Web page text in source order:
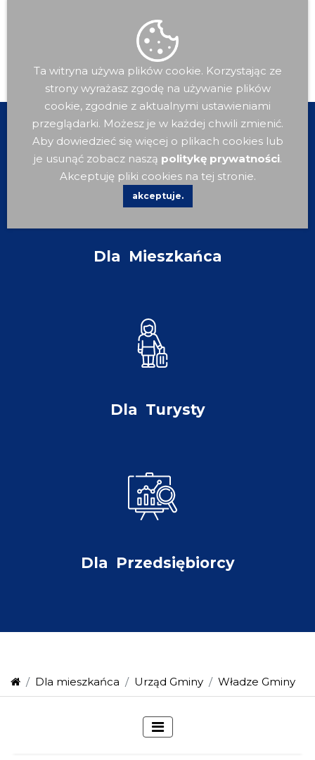
Dla Mieszkańca
Dla Turysty
Dla Przedsiębiorcy
Dla mieszkańca Urząd Gminy Władze Gminy
Ta witryna używa plików cookie. Korzystając ze
strony wyrażasz zgodę na używanie plików
cookie, zgodnie z aktualnymi ustawieniami
przeglądarki. Możesz je w każdej chwili zmienić.
Aby dowiedzieć się więcej o plikach cookies lub
je usunąć zobacz naszą politykę prywatności.
Akceptuję pliki cookies na tej stronie.
akceptuje.